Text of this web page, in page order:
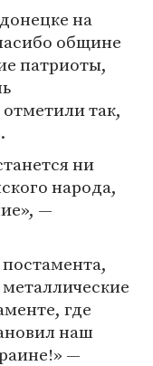
на
общине
патриоты,
так,
ни
народа,
—
где
наш
—